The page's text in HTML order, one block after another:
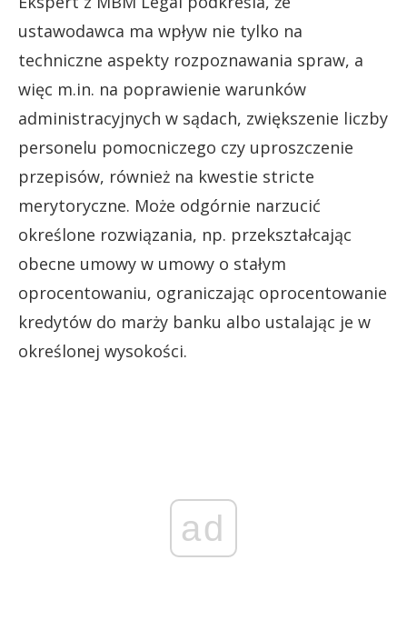
ustawodawca ma wpływ nie tylko na
techniczne aspekty rozpoznawania spraw, a
więc m.in. na poprawienie warunków
administracyjnych w sądach, zwiększenie liczby
personelu pomocniczego czy uproszczenie
przepisów, również na kwestie stricte
merytoryczne. Może odgórnie narzucić
określone rozwiązania, np. przekształcając
obecne umowy w umowy o stałym
oprocentowaniu, ograniczając oprocentowanie
kredytów do marży banku albo ustalając je w
określonej wysokości.
ad